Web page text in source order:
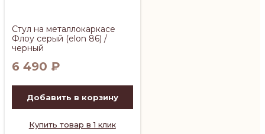
Стул на металлокаркасе
Флоу серый (elon 86) /
черный
6 490 ₽
Добавить в корзину
Купить товар в 1 клик